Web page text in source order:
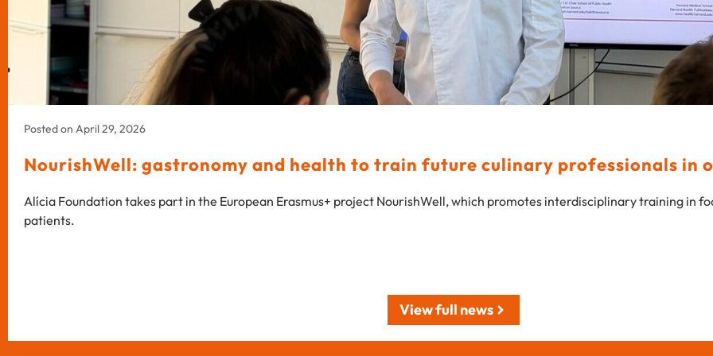
Posted on April 29, 2026
NourishWell: gastronomy and health to train future culinary professionals in
Alícia Foundation takes part in the European Erasmus+ project NourishWell, which promotes interdisciplinary training in
patients.
View full news